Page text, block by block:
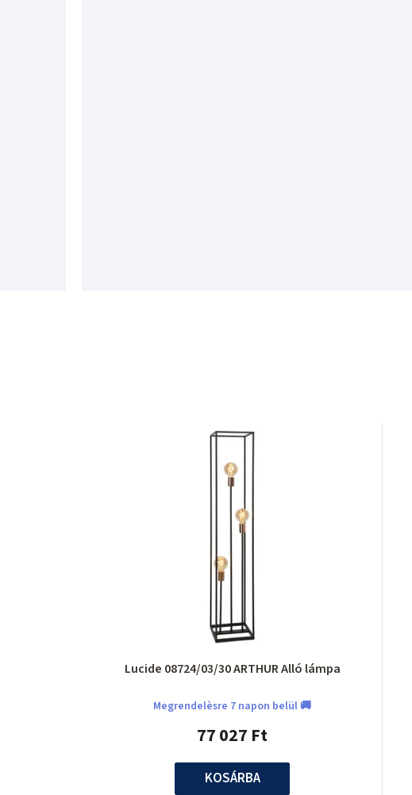
Lucide 08724/03/30 ARTHUR Alló lámpa
Megrendelèsre 7 napon belül 🚚
77 027 Ft
KOSÁRBA